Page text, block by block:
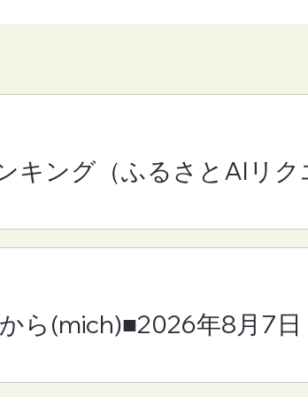
】となりの崎谷(さ
キング（ふるさとAIリク
ら(mich)■2026年8月7日